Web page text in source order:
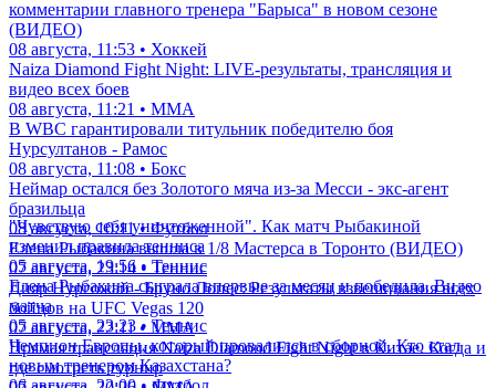
комментарии главного тренера "Барыса" в новом сезоне
(ВИДЕО)
08 августа, 11:53 • Хоккей
Naiza Diamond Fight Night: LIVE-результаты, трансляция и
видео всех боев
08 августа, 11:21 • ММА
В WBC гарантировали титульник победителю боя
Нурсултанов - Рамос
08 августа, 11:08 • Бокс
Неймар остался без Золотого мяча из-за Месси - экс-агент
бразильца
08 августа, 10:11 • Футбол
Елена Рыбакина вышла в 1/8 Мастерса в Торонто (ВИДЕО)
07 августа, 23:14 • Теннис
Дияр Нургожай - Бруно Лопес: Результаты взвешивания всех
бойцов на UFC Vegas 120
07 августа, 22:11 • ММА
Прямая трансляция Naiza Diamond Fight Night в Китае. Когда и
где смотреть турнир
"Чувствую себя уничтоженной". Как матч Рыбакиной
изменил правила тенниса
05 августа, 19:56 • Теннис
Елена Рыбакина сыграла впервые за месяц и победила. Видео
матча
05 августа, 23:23 • Теннис
Чемпион Европы, который провалился в сборной. Кто стал
новым тренером Казахстана?